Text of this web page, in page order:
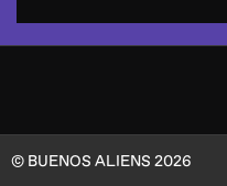
© BUENOS ALIENS 2026